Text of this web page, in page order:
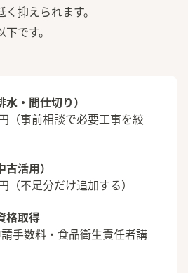
抑えられます。
です。
・間仕切り）
（事前相談で必要工事を絞
活用）
（不足分だけ追加する）
格取得
手数料・食品衛生責任者講